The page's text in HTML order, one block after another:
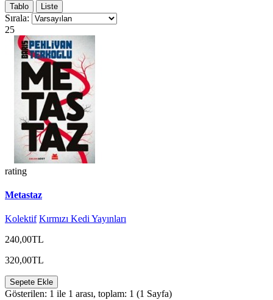
Tablo Liste
Sırala:
25
rating
Metastaz
Kolektif Kırmızı Kedi Yayınları
240,00TL
320,00TL
Sepete Ekle
Gösterilen: 1 ile 1 arası, toplam: 1 (1 Sayfa)